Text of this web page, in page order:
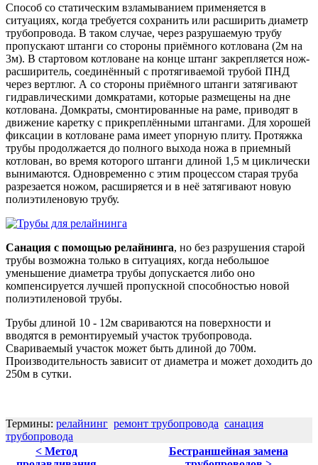
Способ со статическим взламыванием применяется в
ситуациях, когда требуется сохранить или расширить диаметр
трубопровода. В таком случае, через разрушаемую трубу
пропускают штанги со стороны приёмного котлована (2м на
3м). В стартовом котловане на конце штанг закрепляется нож-
расширитель, соединённый с протягиваемой трубой ПНД
через вертлюг. А со стороны приёмного штанги затягивают
гидравлическими домкратами, которые размещены на дне
котлована. Домкраты, смонтированные на раме, приводят в
движение каретку с прикреплёнными штангами. Для хорошей
фиксации в котловане рама имеет упорную плиту. Протяжка
трубы продолжается до полного выхода ножа в приемный
котлован, во время которого штанги длиной 1,5 м циклически
вынимаются. Одновременно с этим процессом старая труба
разрезается ножом, расширяется и в неё затягивают новую
полиэтиленовую трубу.
Санация с помощью релайнинга, но без разрушения старой
трубы возможна только в ситуациях, когда небольшое
уменьшение диаметра трубы допускается либо оно
компенсируется лучшей пропускной способностью новой
полиэтиленовой трубы.
Трубы длиной 10 - 12м свариваются на поверхности и
вводятся в ремонтируемый участок трубопровода.
Свариваемый участок может быть длиной до 700м.
Производительность зависит от диаметра и может доходить до
250м в сутки.
Термины: релайнинг ремонт трубопровода санация
трубопровода
< Метод
Бестраншейная замена